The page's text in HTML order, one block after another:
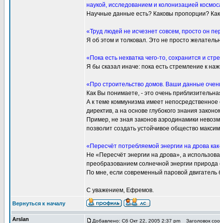
наукой, исследованием и колонизацией
Научные данные есть? Каковы пропорции?
«Труд людей не исчезнет совсем, просто он
Я об этом и толковал. Это не просто
«Пока есть нехватка чего-то, сохранится и
Я бы сказал иначе: пока есть стремление к
«Про строительство домов. Ваши данные
Как Вы понимаете, - это очень
А к теме коммунизма имеет
директив, а на основе глубокого знания
Пример, не зная законов аэродинамики
позволит создать устойчивое общество
«Пересчёт потребляемой энергии на дрова
Не «Пересчёт энергии на дрова», а
преобразованием солнечной энергии природа
По мне, если современный паровой
С уважением, Ефремов.
Вернуться к началу
Arslan Добавлено: Сб Окт 22, 2005 2:37 pm Заголовок